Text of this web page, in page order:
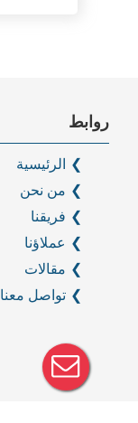
روابط
الرئيسية
من نحن
فريقنا
عملاؤنا
مقالات
تواصل معنا